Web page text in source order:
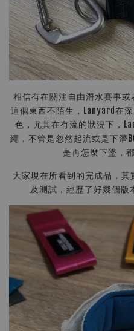
相信有在關注自由潛水賽事
這個東西不陌生，Lanyard在
色，尤其在有流的狀況下，
繩，不管是忽然起流或是下潛
是再怎麼下墜，
大家現在所看到的完成品，
及測試，經歷了好幾個版